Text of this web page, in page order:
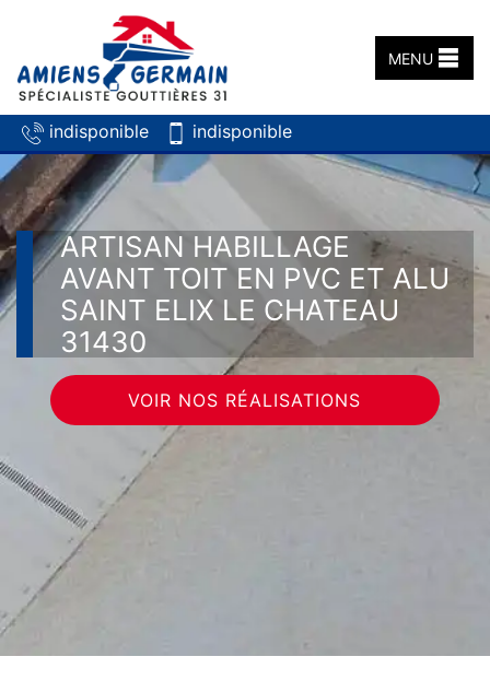
indisponible indisponible
MENU
ARTISAN HABILLAGE
AVANT TOIT EN PVC ET ALU
SAINT ELIX LE CHATEAU
31430
VOIR NOS RÉALISATIONS